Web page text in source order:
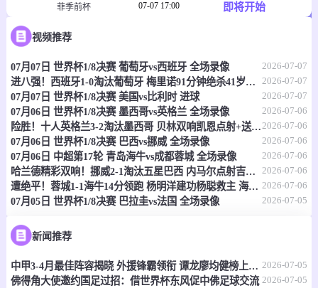
菲季前杯 07-07 17:00 即将开始
塔玛劳斯
情报
澳首超 07-07 17:30 即将开始
莫纳洛黑豹 0 - 0 昆比亚城市
情报
澳昆超 07-07 17:30 即将开始
黄金海岸骑士
情报
视频推荐
07月07日 世界杯1/8决赛 葡萄牙vs西班牙 全场录像 2026-07-07
进八强！西班牙1-0淘汰葡萄牙 梅里诺91分钟绝杀41岁C罗最后一舞 2026-07-07
07月07日 世界杯1/8决赛 美国vs比利时 进球 2026-07-07
07月06日 世界杯1/8决赛 墨西哥vs英格兰 全场录像 2026-07-06
险胜！十人英格兰3-2淘汰墨西哥 贝林双响凯恩点射+送点宽萨直红 2026-07-06
07月06日 世界杯1/8决赛 巴西vs挪威 全场录像 2026-07-06
07月06日 中超第17轮 青岛海牛vs成都蓉城 全场录像 2026-07-06
哈兰德精彩双响！挪威2-1淘汰五星巴西 内马尔点射吉马良斯失点 2026-07-06
遭绝平！蓉城1-1海牛14分领跑 杨明洋建功杨聪救主 海牛仍倒数第3 2026-07-06
07月05日 世界杯1/8决赛 巴拉圭vs法国 全场录像 2026-07-05
新闻推荐
中甲3-4月最佳阵容揭晓 外援锋霸领衔 谭龙廖均健榜上有名 2026-07-05
佛得角大使邀约国足过招：借世界杯东风促中佛足球交流 2026-07-05